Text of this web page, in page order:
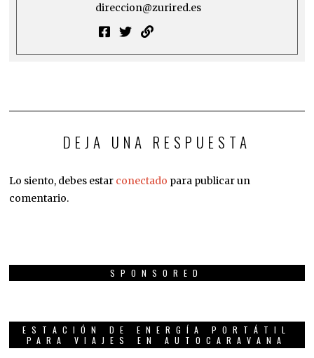
direccion@zurired.es
DEJA UNA RESPUESTA
Lo siento, debes estar conectado para publicar un
comentario.
SPONSORED
ESTACIÓN DE ENERGÍA PORTÁTIL
PARA VIAJES EN AUTOCARAVANA